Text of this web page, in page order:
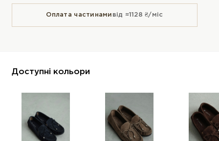
Оплата частинами від ≈1128 ₴/міс
Доступні кольори